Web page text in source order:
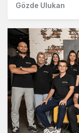
Gözde Ulukan